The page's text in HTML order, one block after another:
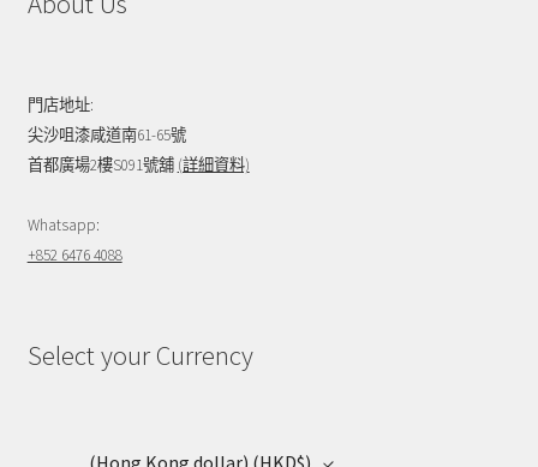
門店地址:
尖沙咀漆咸道南61-65號
首都廣場2樓S091號舖 (詳細資料)
Whatsapp:
+852 6476 4088
Select your Currency